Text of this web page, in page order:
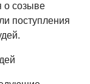
о созыве
поступления